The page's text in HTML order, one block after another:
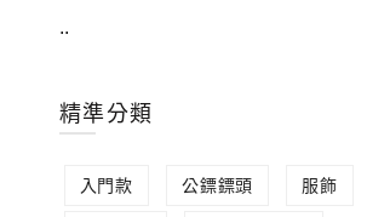
..
精準分類
入門款 公鏢鏢頭 服飾